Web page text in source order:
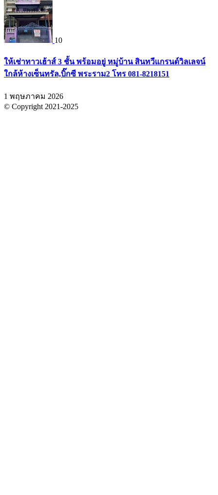
10
ให้เช่าทาวเฮ้าส์ 3 ชั้น พร้อมอยู่ หมู่บ้าน สินทวีแกรนด์วิลเลจน์
ใกล้ห้างเซ็นทรัล,บิ๊กซี พระราม2 โทร 081-8218151
1 พฤษภาคม 2026
© Copyright 2021-2025